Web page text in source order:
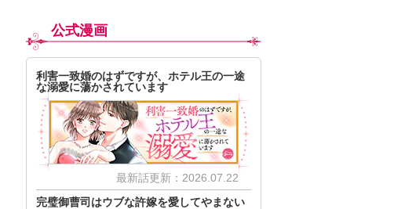
公式漫画
利害一致婚のはずですが、ホテル王の一途
な溺愛に蕩かされています
最新話更新：2026.07.22
完璧御曹司はウブな許嫁を愛してやまない